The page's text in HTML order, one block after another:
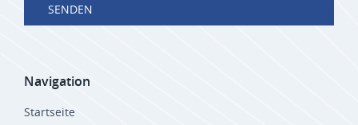
SENDEN
Navigation
Startseite